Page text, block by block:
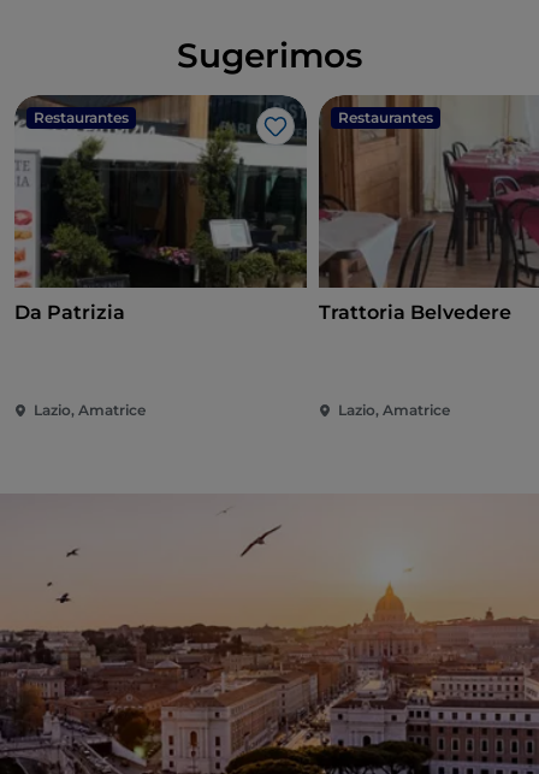
Sugerimos
Restaurantes
Gosto
Da Patrizia
Lazio, Amatrice
Restaurantes
Trattoria Belvedere
Lazio, Amatrice